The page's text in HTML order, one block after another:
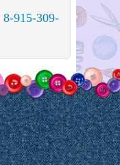
8-915-309-